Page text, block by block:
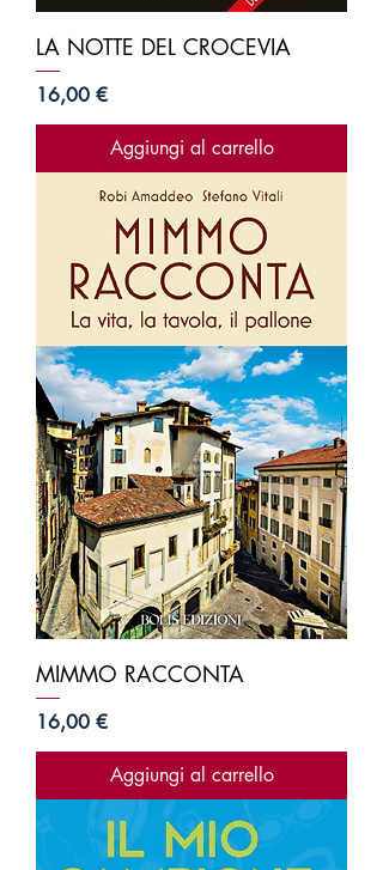
LA NOTTE DEL CROCEVIA
Prezzo
16,00 €
Aggiungi al carrello
MIMMO RACCONTA
Prezzo
16,00 €
Aggiungi al carrello